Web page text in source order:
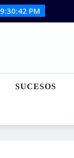
9:30:43 PM
SUCESOS